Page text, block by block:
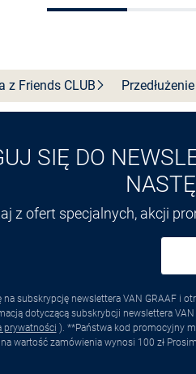
Wybierz rozmiar
z FriendsCLUB
SIĘ DO
z ofert specjalnych, akcji
na subskrypcję newslettera VAN GRAAF i
dotyczącą subskrybcji newslettera
prywatności ). **Państwa kod promocyjny
wartość zamówienia wynosi 100 zł